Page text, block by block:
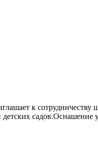
к
детских